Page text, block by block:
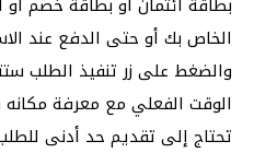
الخاص بك أو حتى الدفع عند
والضغط على زر تنفيذ الطلب
الوقت الفعلي مع معرفة
تحتاج إلى تقديم حد أدنى